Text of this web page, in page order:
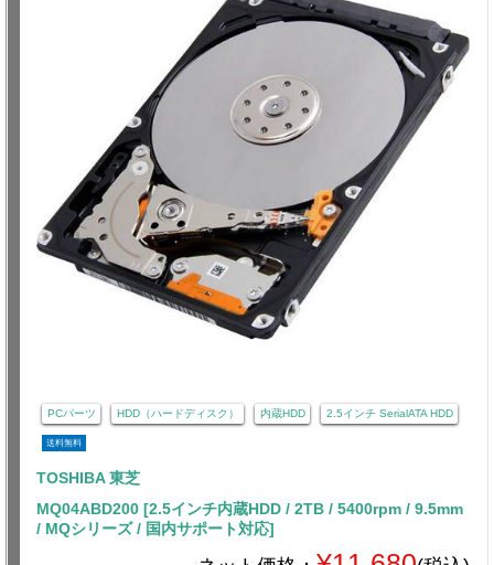
PCパーツ HDD（ハードディスク） 内蔵HDD 2.5インチ SerialATA HDD
送料無料
TOSHIBA 東芝
MQ04ABD200 [2.5インチ内蔵HDD / 2TB / 5400rpm / 9.5mm
/ MQシリーズ / 国内サポート対応]